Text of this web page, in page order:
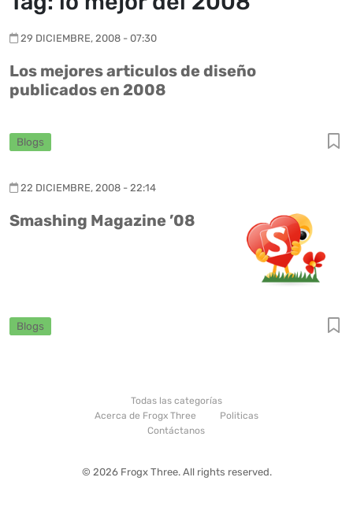
29 DICIEMBRE, 2008 - 07:30
Los mejores articulos de diseño
publicados en 2008
Blogs
22 DICIEMBRE, 2008 - 22:14
Smashing Magazine ’08
Blogs
Todas las categorías
Acerca de Frogx Three
Politicas
Contáctanos
© 2026 Frogx Three. All rights reserved.